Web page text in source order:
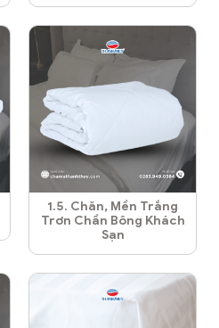
1.5. Chăn, Mền Trắng
Trơn Chần Bông Khách
Sạn